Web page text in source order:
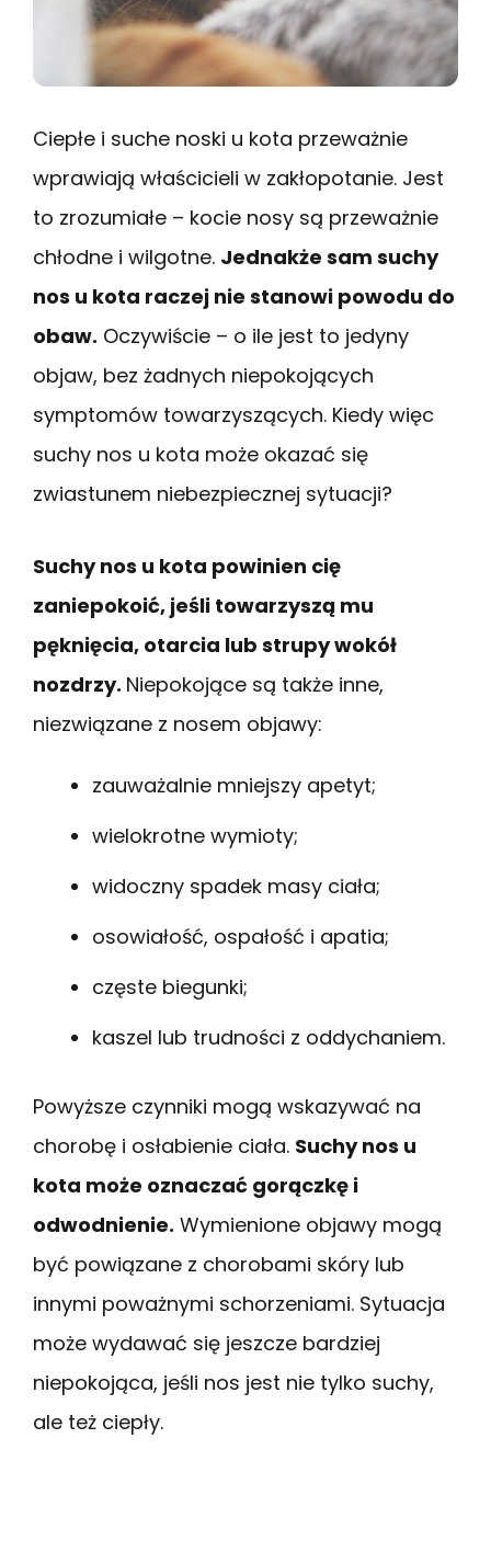
Ciepłe i suche noski u kota przeważnie
wprawiają właścicieli w zakłopotanie. Jest
to zrozumiałe – kocie nosy są przeważnie
chłodne i wilgotne. Jednakże sam suchy
nos u kota raczej nie stanowi powodu do
obaw. Oczywiście – o ile jest to jedyny
objaw, bez żadnych niepokojących
symptomów towarzyszących. Kiedy więc
suchy nos u kota może okazać się
zwiastunem niebezpiecznej sytuacji?
Suchy nos u kota powinien cię
zaniepokoić, jeśli towarzyszą mu
pęknięcia, otarcia lub strupy wokół
nozdrzy. Niepokojące są także inne,
niezwiązane z nosem objawy:
zauważalnie mniejszy apetyt;
wielokrotne wymioty;
widoczny spadek masy ciała;
osowiałość, ospałość i apatia;
częste biegunki;
kaszel lub trudności z oddychaniem.
Powyższe czynniki mogą wskazywać na
chorobę i osłabienie ciała. Suchy nos u
kota może oznaczać gorączkę i
odwodnienie. Wymienione objawy mogą
być powiązane z chorobami skóry lub
innymi poważnymi schorzeniami. Sytuacja
może wydawać się jeszcze bardziej
niepokojąca, jeśli nos jest nie tylko suchy,
ale też ciepły.